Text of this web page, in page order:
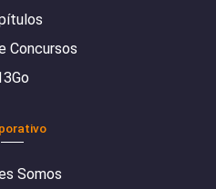
Concursos
Somos